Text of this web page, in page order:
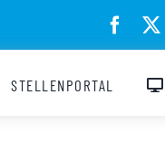
STELLENPORTAL